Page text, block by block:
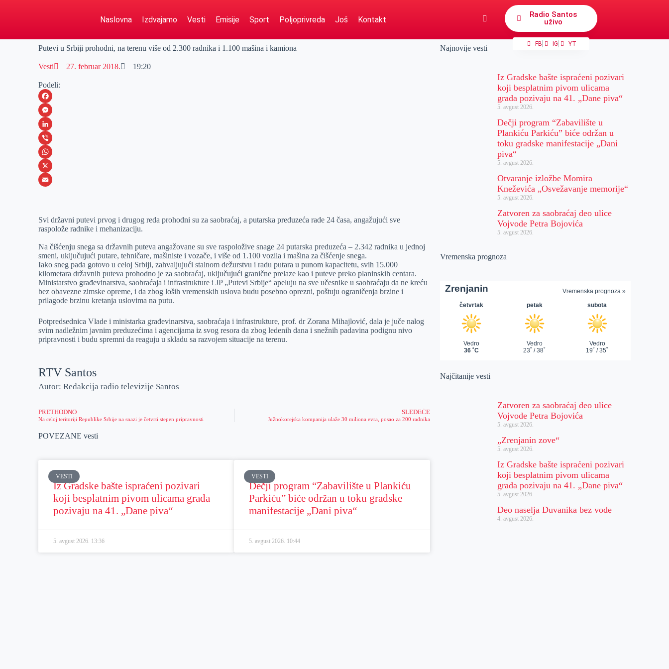
Naslovna Izdvajamo Vesti Emisije Sport Poljoprivreda Još Kontakt
Radio Santos
uživo
FB IG YT
Putevi u Srbiji prohodni, na terenu više od 2.300 radnika i 1.100 mašina i kamiona
Vesti 27. februar 2018. 19:20
Podeli:
F
a
c
e
b
o
M
e
s
s
e
e
L
i
n
k
I
V
i
b
W
h
s
p
p
X
a
l
Svi državni putevi prvog i drugog reda prohodni su za saobraćaj, a putarska preduzeća rade 24 časa, angažujući sve
raspolože radnike i mehanizaciju.
Na čišćenju snega sa državnih puteva angažovane su sve raspoložive snage 24 putarska preduzeća – 2.342 radnika u jednoj
smeni, uključujući putare, tehničare, mašiniste i vozače, i više od 1.100 vozila i mašina za čišćenje snega.
Iako sneg pada gotovo u celoj Srbiji, zahvaljujući stalnom dežurstvu i radu putara u punom kapacitetu, svih 15.000
kilometara državnih puteva prohodno je za saobraćaj, uključujući granične prelaze kao i puteve preko planinskih centara.
Ministarstvo građevinarstva, saobraćaja i infrastrukture i JP „Putevi Srbije“ apeluju na sve učesnike u saobraćaju da ne kreću
bez obavezne zimske opreme, i da zbog loših vremenskih uslova budu posebno oprezni, poštuju ograničenja brzine i
prilagode brzinu kretanja uslovima na putu.
Potpredsednica Vlade i ministarka građevinarstva, saobraćaja i infrastrukture, prof. dr Zorana Mihajlović, dala je juče nalog
svim nadležnim javnim preduzećima i agencijama iz svog resora da zbog ledenih dana i snežnih padavina podignu nivo
pripravnosti i budu spremni da reaguju u skladu sa razvojem situacije na terenu.
RTV Santos
Autor: Redakcija radio televizije Santos
PRETHODNO
Nа celoj teritoriji Republike Srbije nа snаzi je četvrti stepen priprаvnosti
SLEDEĆE
Južnokorejska kompanija ulaže 30 miliona evra, posao za 200 radnika
POVEZANE vesti
VESTI
Iz Gradske bašte ispraćeni pozivari
koji besplatnim pivom ulicama grada
pozivaju na 41. „Dane piva“
5. avgust 2026. 13:36
VESTI
Dečji program “Zabavilište u Plankiću
Parkiću” biće održan u toku gradske
manifestacije „Dani piva“
5. avgust 2026. 10:44
Najnovije vesti
Iz Gradske bašte ispraćeni pozivari
koji besplatnim pivom ulicama
grada pozivaju na 41. „Dane piva“
5. avgust 2026.
Dečji program “Zabavilište u
Plankiću Parkiću” biće održan u
toku gradske manifestacije „Dani
piva“
5. avgust 2026.
Otvaranje izložbe Momira
Kneževića „Osvežavanje memorije“
5. avgust 2026.
Zatvoren za saobraćaj deo ulice
Vojvode Petra Bojovića
5. avgust 2026.
Vremenska prognoza
Najčitanije vesti
Zatvoren za saobraćaj deo ulice
Vojvode Petra Bojovića
5. avgust 2026.
„Zrenjanin zove“
5. avgust 2026.
Iz Gradske bašte ispraćeni pozivari
koji besplatnim pivom ulicama
grada pozivaju na 41. „Dane piva“
5. avgust 2026.
Deo naselja Duvanika bez vode
4. avgust 2026.